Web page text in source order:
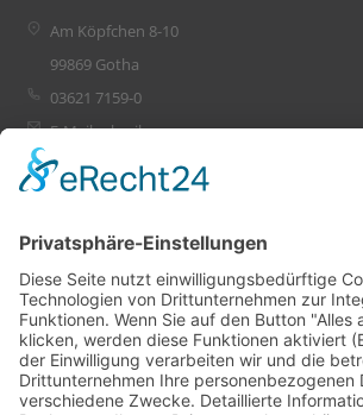
Am Köpfchen 8-10
99869 Gotha
03621 7159-0
E-Mail schreiben
PlanConsult
Referenzen
Unternehmen
Karriere